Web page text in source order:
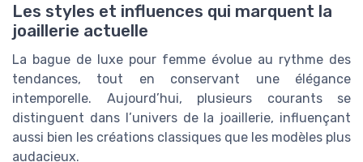
Les styles et influences qui marquent la
joaillerie actuelle
La bague de luxe pour femme évolue au rythme des
tendances, tout en conservant une élégance
intemporelle. Aujourd’hui, plusieurs courants se
distinguent dans l’univers de la joaillerie, influençant
aussi bien les créations classiques que les modèles plus
audacieux.